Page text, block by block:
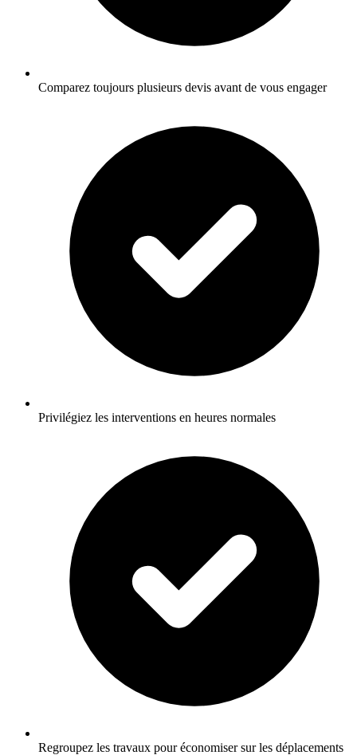
Comparez toujours plusieurs devis avant de vous engager
Privilégiez les interventions en heures normales
Regroupez les travaux pour économiser sur les déplacements